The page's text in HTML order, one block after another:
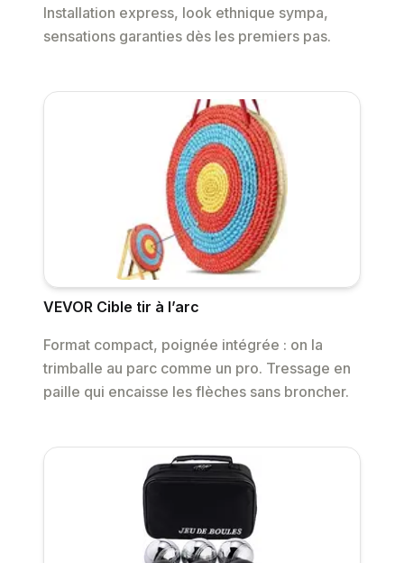
Installation express, look ethnique sympa,
sensations garanties dès les premiers pas.
VEVOR Cible tir à l’arc
Format compact, poignée intégrée : on la
trimballe au parc comme un pro. Tressage en
paille qui encaisse les flèches sans broncher.